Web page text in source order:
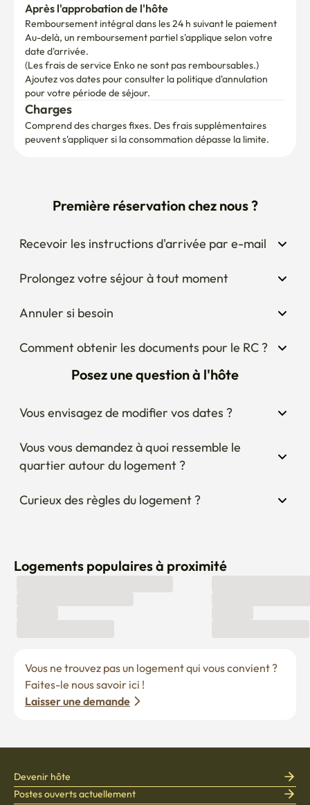
Après l'approbation de l'hôte
Remboursement intégral dans les 24 h suivant le paiement
Au-delà, un remboursement partiel s'applique selon votre
date d'arrivée.
(Les frais de service Enko ne sont pas remboursables.)
Ajoutez vos dates pour consulter la politique d'annulation
pour votre période de séjour.
Charges
Comprend des charges fixes. Des frais supplémentaires
peuvent s'appliquer si la consommation dépasse la limite.
Première réservation chez nous ?
Recevoir les instructions d'arrivée par e-mail
Prolongez votre séjour à tout moment
Annuler si besoin
Comment obtenir les documents pour le RC ?
Posez une question à l'hôte
Vous envisagez de modifier vos dates ?
Vous vous demandez à quoi ressemble le
quartier autour du logement ?
Curieux des règles du logement ?
Logements populaires à proximité
Vous ne trouvez pas un logement qui vous convient ?
Faites-le nous savoir ici !
Laisser une demande
Devenir hôte
Postes ouverts actuellement